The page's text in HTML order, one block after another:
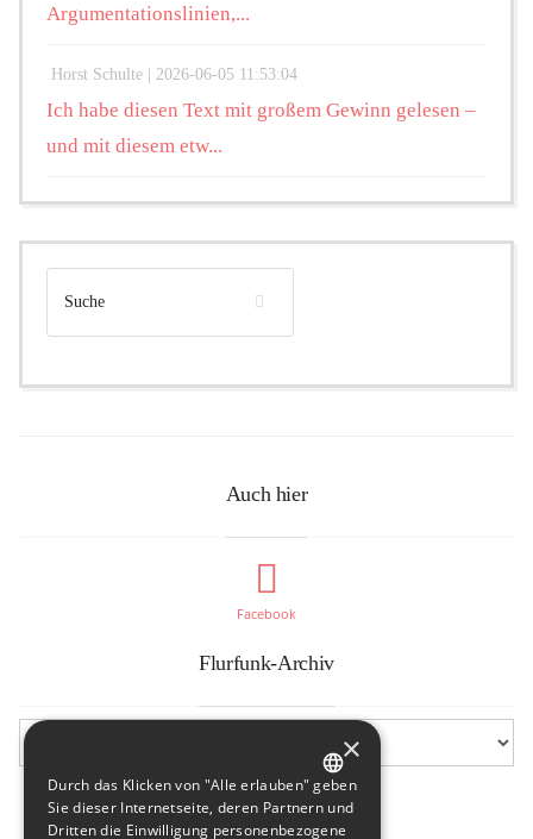
Argumentationslinien,...
Horst Schulte | 2026-06-05 11:53:04
Ich habe diesen Text mit großem Gewinn gelesen –
und mit diesem etw...
Auch hier
Facebook
Flurfunk-Archiv
GERMAN
×
Durch das Klicken von "Alle erlauben" geben
Sie dieser Internetseite, deren Partnern und
Dritten die Einwilligung personenbezogene